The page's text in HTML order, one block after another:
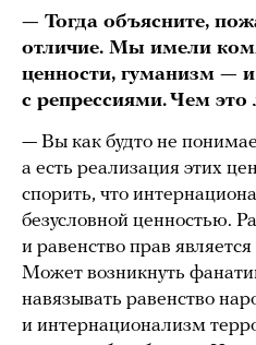
— Тогда объясните,
отличие. Мы имели
ценности, гуманизм —
с репрессиями. Чем
— Вы как будто не
а есть реализация этих
спорить, что
безусловной ценностью.
и равенство прав
Может возникнуть
навязывать равенство
и интернационализм